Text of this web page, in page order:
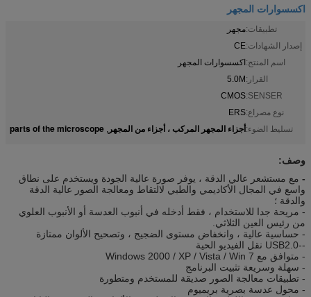
اكسسوارات المجهر
تطبيقات:مجهر
إصدار الشهادات:CE
اسم المنتج:اكسسوارات المجهر
القرار:5.0M
SENSER:
CMOS
نوع مصراع:ERS
تسليط الضوء:أجزاء المجهر المركب ، أجزاء من المجهر ,
parts of the microscope
وصف:
- مع مستشعر عالي الدقة ، يوفر صورة عالية الجودة ويستخدم على نطاق
واسع في المجال الأكاديمي والطبي لالتقاط ومعالجة الصور عالية الدقة
والدقة ؛
- مريحة جدا للاستخدام ، فقط أدخله في أنبوب العدسة أو الأنبوب العلوي
من رئيس العين الثلاثي.
- حساسية عالية ، وانخفاض مستوى الضجيج ، وتصحيح الألوان ممتازة
--USB2.0 نقل الفيديو الحية
- متوافق مع Windows 2000 / XP / Vista / Win 7
- سهلة وسريعة تثبيت البرنامج
- تطبيقات معالجة الصور صديقة للمستخدم ومتطورة
- محول عدسة بصرية بريميوم